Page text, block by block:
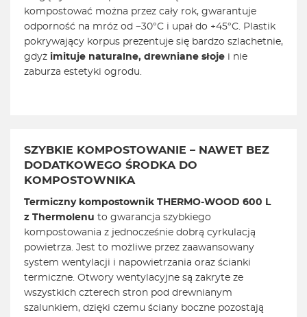
kompostować można przez cały rok, gwarantuje
odporność na mróz od −30°C i upał do +45°C. Plastik
pokrywający korpus prezentuje się bardzo szlachetnie,
gdyż imituje naturalne, drewniane słoje i nie
zaburza estetyki ogrodu.
SZYBKIE KOMPOSTOWANIE – NAWET BEZ
DODATKOWEGO ŚRODKA DO
KOMPOSTOWNIKA
Termiczny kompostownik THERMO-WOOD 600 L
z Thermolenu to gwarancja szybkiego
kompostowania z jednocześnie dobrą cyrkulacją
powietrza. Jest to możliwe przez zaawansowany
system wentylacji i napowietrzania oraz ścianki
termiczne. Otwory wentylacyjne są zakryte ze
wszystkich czterech stron pod drewnianym
szalunkiem, dzięki czemu ściany boczne pozostają